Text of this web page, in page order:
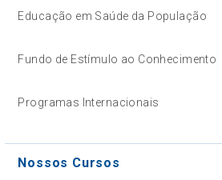
Educação em Saúde da População
Fundo de Estímulo ao Conhecimento
Programas Internacionais
Nossos Cursos